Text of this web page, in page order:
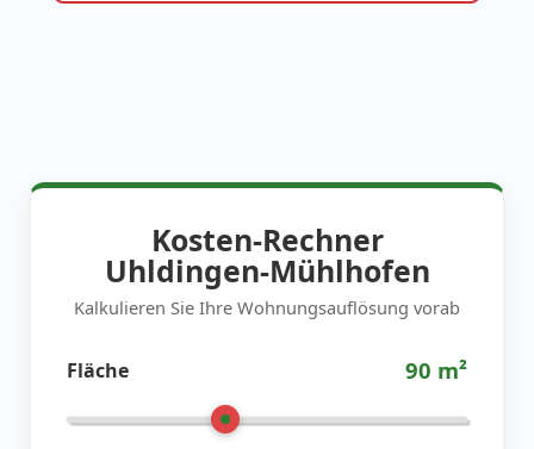
Kosten-Rechner
Uhldingen-Mühlhofen
Kalkulieren Sie Ihre Wohnungsauflösung vorab
Fläche 90 m²